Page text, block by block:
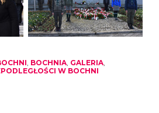
BOCHNIA, GALERIA,
W BOCHNI